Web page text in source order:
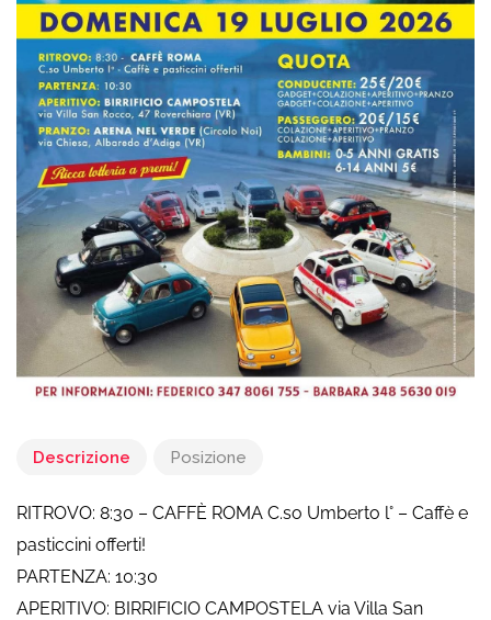
Descrizione Posizione
RITROVO: 8:30 – CAFFÈ ROMA C.so Umberto l° – Caffè e
pasticcini offerti!
PARTENZA: 10:30
APERITIVO: BIRRIFICIO CAMPOSTELA via Villa San